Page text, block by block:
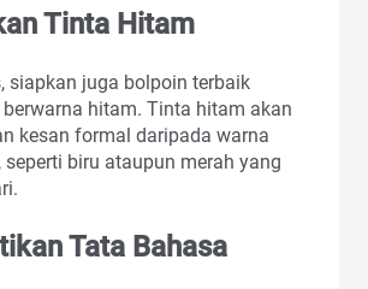
Tinta Hitam
siapkan juga bolpoin terbaik
hitam. Tinta hitam akan
kesan formal daripada warna
biru ataupun merah yang
Tata Bahasa